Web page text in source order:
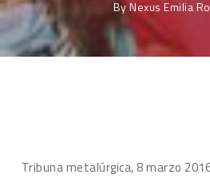
ByNexus Emilia
Tribuna metalúrgica, 8 marzo